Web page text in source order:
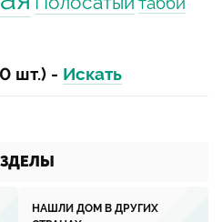
шт.) - Искать
НАШЛИ ДОМ В ДРУГИХ